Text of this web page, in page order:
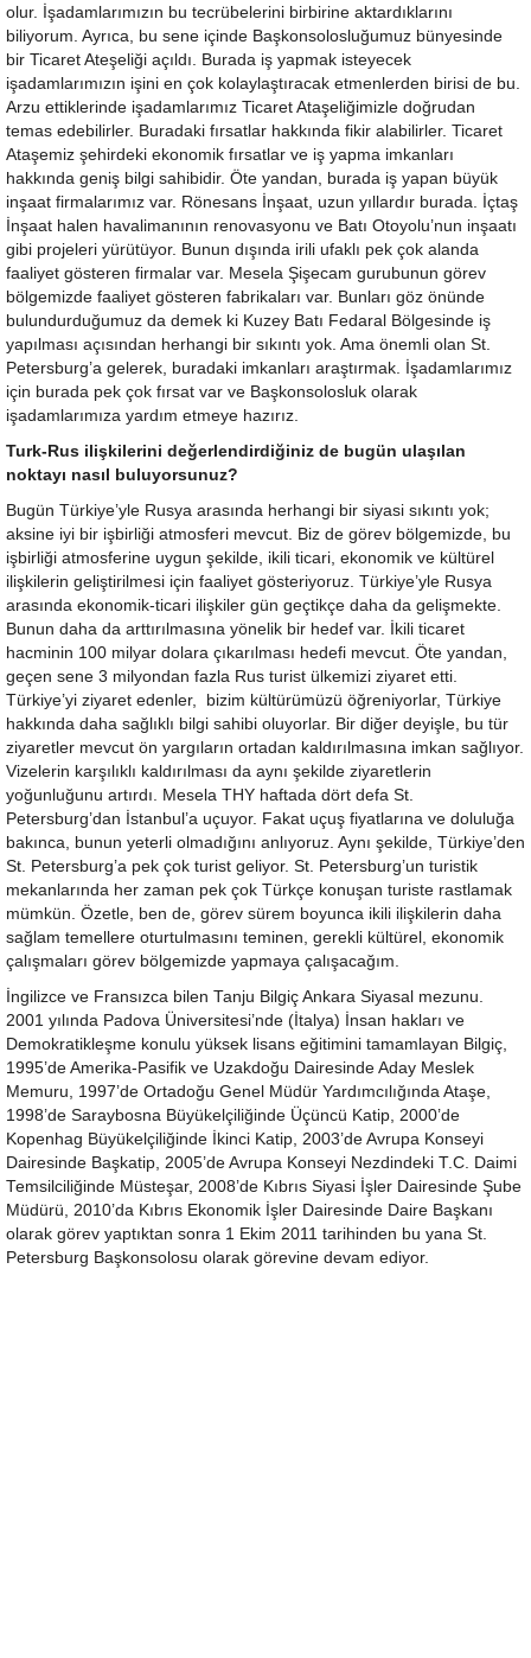
olur. İşadamlarımızın bu tecrübelerini birbirine aktardıklarını
biliyorum. Ayrıca, bu sene içinde Başkonsolosluğumuz bünyesinde
bir Ticaret Ateşeliği açıldı. Burada iş yapmak isteyecek
işadamlarımızın işini en çok kolaylaştıracak etmenlerden birisi de bu.
Arzu ettiklerinde işadamlarımız Ticaret Ataşeliğimizle doğrudan
temas edebilirler. Buradaki fırsatlar hakkında fikir alabilirler. Ticaret
Ataşemiz şehirdeki ekonomik fırsatlar ve iş yapma imkanları
hakkında geniş bilgi sahibidir. Öte yandan, burada iş yapan büyük
inşaat firmalarımız var. Rönesans İnşaat, uzun yıllardır burada. İçtaş
İnşaat halen havalimanının renovasyonu ve Batı Otoyolu’nun inşaatı
gibi projeleri yürütüyor. Bunun dışında irili ufaklı pek çok alanda
faaliyet gösteren firmalar var. Mesela Şişecam gurubunun görev
bölgemizde faaliyet gösteren fabrikaları var. Bunları göz önünde
bulundurduğumuz da demek ki Kuzey Batı Fedaral Bölgesinde iş
yapılması açısından herhangi bir sıkıntı yok. Ama önemli olan St.
Petersburg’a gelerek, buradaki imkanları araştırmak. İşadamlarımız
için burada pek çok fırsat var ve Başkonsolosluk olarak
işadamlarımıza yardım etmeye hazırız.
Turk-Rus ilişkilerini değerlendirdiğiniz de bugün ulaşılan
noktayı nasıl buluyorsunuz?
Bugün Türkiye’yle Rusya arasında herhangi bir siyasi sıkıntı yok;
aksine iyi bir işbirliği atmosferi mevcut. Biz de görev bölgemizde, bu
işbirliği atmosferine uygun şekilde, ikili ticari, ekonomik ve kültürel
ilişkilerin geliştirilmesi için faaliyet gösteriyoruz. Türkiye’yle Rusya
arasında ekonomik-ticari ilişkiler gün geçtikçe daha da gelişmekte.
Bunun daha da arttırılmasına yönelik bir hedef var. İkili ticaret
hacminin 100 milyar dolara çıkarılması hedefi mevcut. Öte yandan,
geçen sene 3 milyondan fazla Rus turist ülkemizi ziyaret etti.
Türkiye’yi ziyaret edenler, bizim kültürümüzü öğreniyorlar, Türkiye
hakkında daha sağlıklı bilgi sahibi oluyorlar. Bir diğer deyişle, bu tür
ziyaretler mevcut ön yargıların ortadan kaldırılmasına imkan sağlıyor.
Vizelerin karşılıklı kaldırılması da aynı şekilde ziyaretlerin
yoğunluğunu artırdı. Mesela THY haftada dört defa St.
Petersburg’dan İstanbul’a uçuyor. Fakat uçuş fiyatlarına ve doluluğa
bakınca, bunun yeterli olmadığını anlıyoruz. Aynı şekilde, Türkiye’den
St. Petersburg’a pek çok turist geliyor. St. Petersburg’un turistik
mekanlarında her zaman pek çok Türkçe konuşan turiste rastlamak
mümkün. Özetle, ben de, görev sürem boyunca ikili ilişkilerin daha
sağlam temellere oturtulmasını teminen, gerekli kültürel, ekonomik
çalışmaları görev bölgemizde yapmaya çalışacağım.
İngilizce ve Fransızca bilen Tanju Bilgiç Ankara Siyasal mezunu.
2001 yılında Padova Üniversitesi’nde (İtalya) İnsan hakları ve
Demokratikleşme konulu yüksek lisans eğitimini tamamlayan Bilgiç,
1995’de Amerika-Pasifik ve Uzakdoğu Dairesinde Aday Meslek
Memuru, 1997’de Ortadoğu Genel Müdür Yardımcılığında Ataşe,
1998’de Saraybosna Büyükelçiliğinde Üçüncü Katip, 2000’de
Kopenhag Büyükelçiliğinde İkinci Katip, 2003’de Avrupa Konseyi
Dairesinde Başkatip, 2005’de Avrupa Konseyi Nezdindeki T.C. Daimi
Temsilciliğinde Müsteşar, 2008’de Kıbrıs Siyasi İşler Dairesinde Şube
Müdürü, 2010’da Kıbrıs Ekonomik İşler Dairesinde Daire Başkanı
olarak görev yaptıktan sonra 1 Ekim 2011 tarihinden bu yana St.
Petersburg Başkonsolosu olarak görevine devam ediyor.